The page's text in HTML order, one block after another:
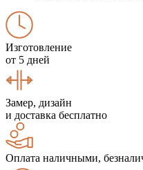
Изготовление
от 5 дней
Замер, дизайн
и доставка бесплатно
Оплата наличными,